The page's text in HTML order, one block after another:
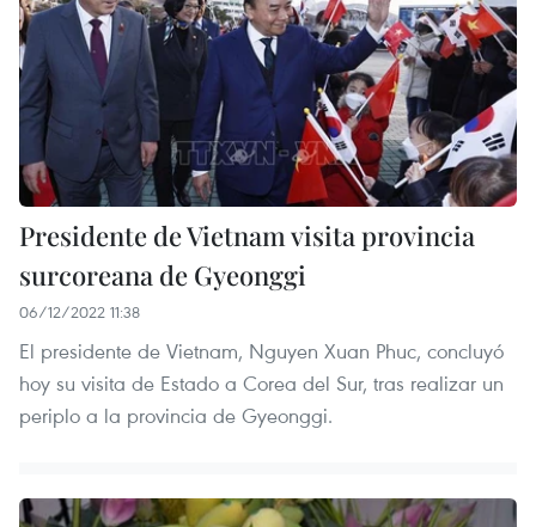
Presidente de Vietnam visita provincia
surcoreana de Gyeonggi
06/12/2022 11:38
El presidente de Vietnam, Nguyen Xuan Phuc, concluyó
hoy su visita de Estado a Corea del Sur, tras realizar un
periplo a la provincia de Gyeonggi.